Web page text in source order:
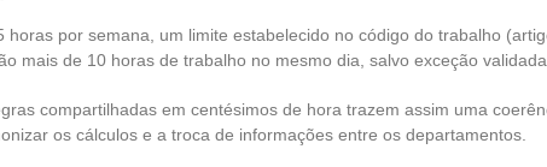
horas por semana, um limite estabelecido no código do trabalho
mais de 10 horas de trabalho no mesmo dia, salvo exceção validada
compartilhadas em centésimos de hora trazem assim uma
os cálculos e a troca de informações entre os departamentos.